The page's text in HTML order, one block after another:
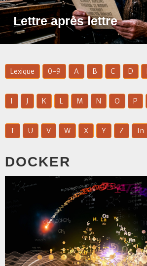
Lettre après lettre
Lexique 0-9 A B C D
I J K L M N O P
T U V W X Y Z In
DOCKER